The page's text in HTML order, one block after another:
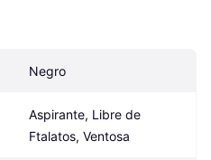
Negro
Aspirante, Libre de
Ftalatos, Ventosa